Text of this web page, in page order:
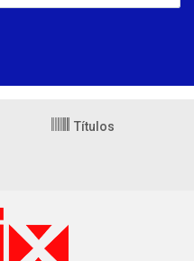
Títulos